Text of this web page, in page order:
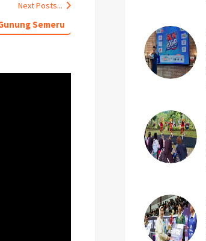
Next Posts...
Semeru